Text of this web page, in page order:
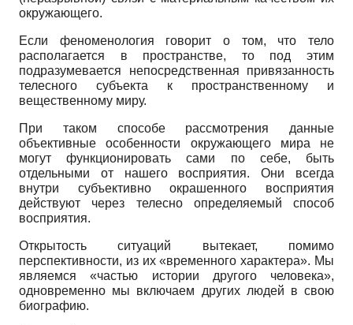
окружающего.
Если феноменология говорит о том, что тело
располагается в пространстве, то под этим
подразумевается непосредственная привязанность
телесного субъекта к пространственному и
вещественному миру.
При таком способе рассмотрения данные
объективные особенности окружающего мира не
могут функционировать сами по себе, быть
отдельными от нашего восприятия. Они всегда
внутри субъективно окрашенного восприятия
действуют через телесно определяемый способ
восприятия.
Открытость ситуаций вытекает, помимо
перспективности, из их «временного характера». Мы
являемся «частью истории другого человека»,
одновременно мы включаем других людей в свою
биографию.